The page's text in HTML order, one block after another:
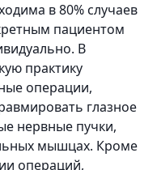
в 80% случаев
пациентом
В
практику
операции,
глазное
нервные пучки,
мышцах. Кроме
операций,